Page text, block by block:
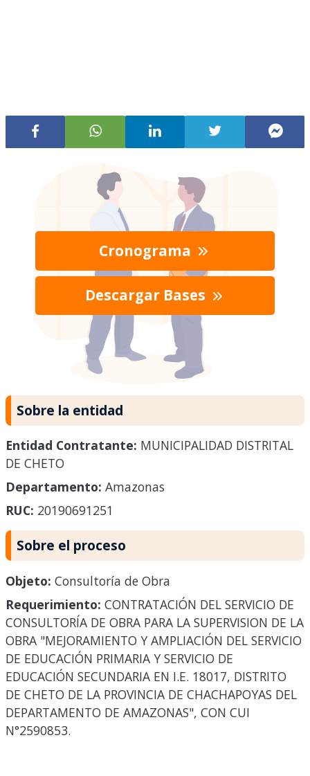
Cronograma
Descargar Bases
Sobre la entidad
Entidad Contratante: MUNICIPALIDAD DISTRITAL
DE CHETO
Departamento: Amazonas
RUC: 20190691251
Sobre el proceso
Objeto: Consultoría de Obra
Requerimiento: CONTRATACIÓN DEL SERVICIO DE
CONSULTORÍA DE OBRA PARA LA SUPERVISION DE LA
OBRA "MEJORAMIENTO Y AMPLIACIÓN DEL SERVICIO
DE EDUCACIÓN PRIMARIA Y SERVICIO DE
EDUCACIÓN SECUNDARIA EN I.E. 18017, DISTRITO
DE CHETO DE LA PROVINCIA DE CHACHAPOYAS DEL
DEPARTAMENTO DE AMAZONAS", CON CUI
N°2590853.